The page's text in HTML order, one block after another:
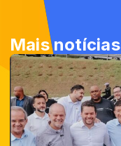
Mais notícias